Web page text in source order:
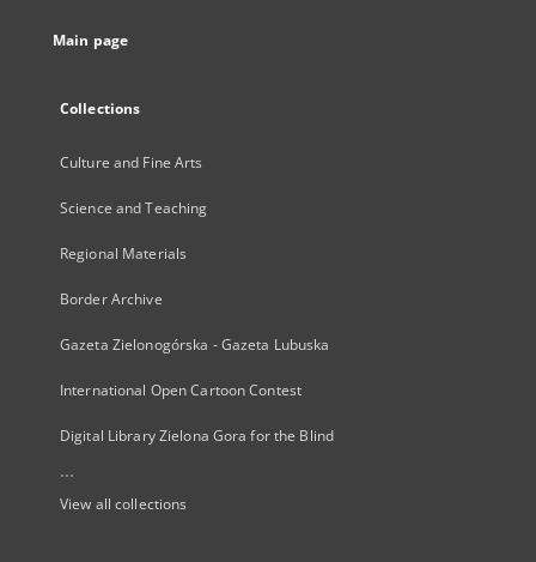
Main page
Collections
Culture and Fine Arts
Science and Teaching
Regional Materials
Border Archive
Gazeta Zielonogórska - Gazeta Lubuska
International Open Cartoon Contest
Digital Library Zielona Gora for the Blind
...
View all collections